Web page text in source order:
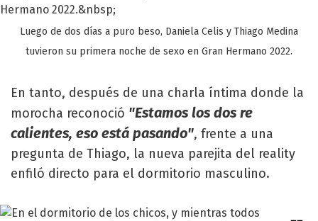
Luego de dos días a puro beso, Daniela Celis y Thiago Medina
tuvieron su primera noche de sexo en Gran Hermano 2022.
En tanto, después de una charla íntima donde la
morocha reconoció "Estamos los dos re
calientes, eso está pasando", frente a una
pregunta de Thiago, la nueva parejita del reality
enfiló directo para el dormitorio masculino.